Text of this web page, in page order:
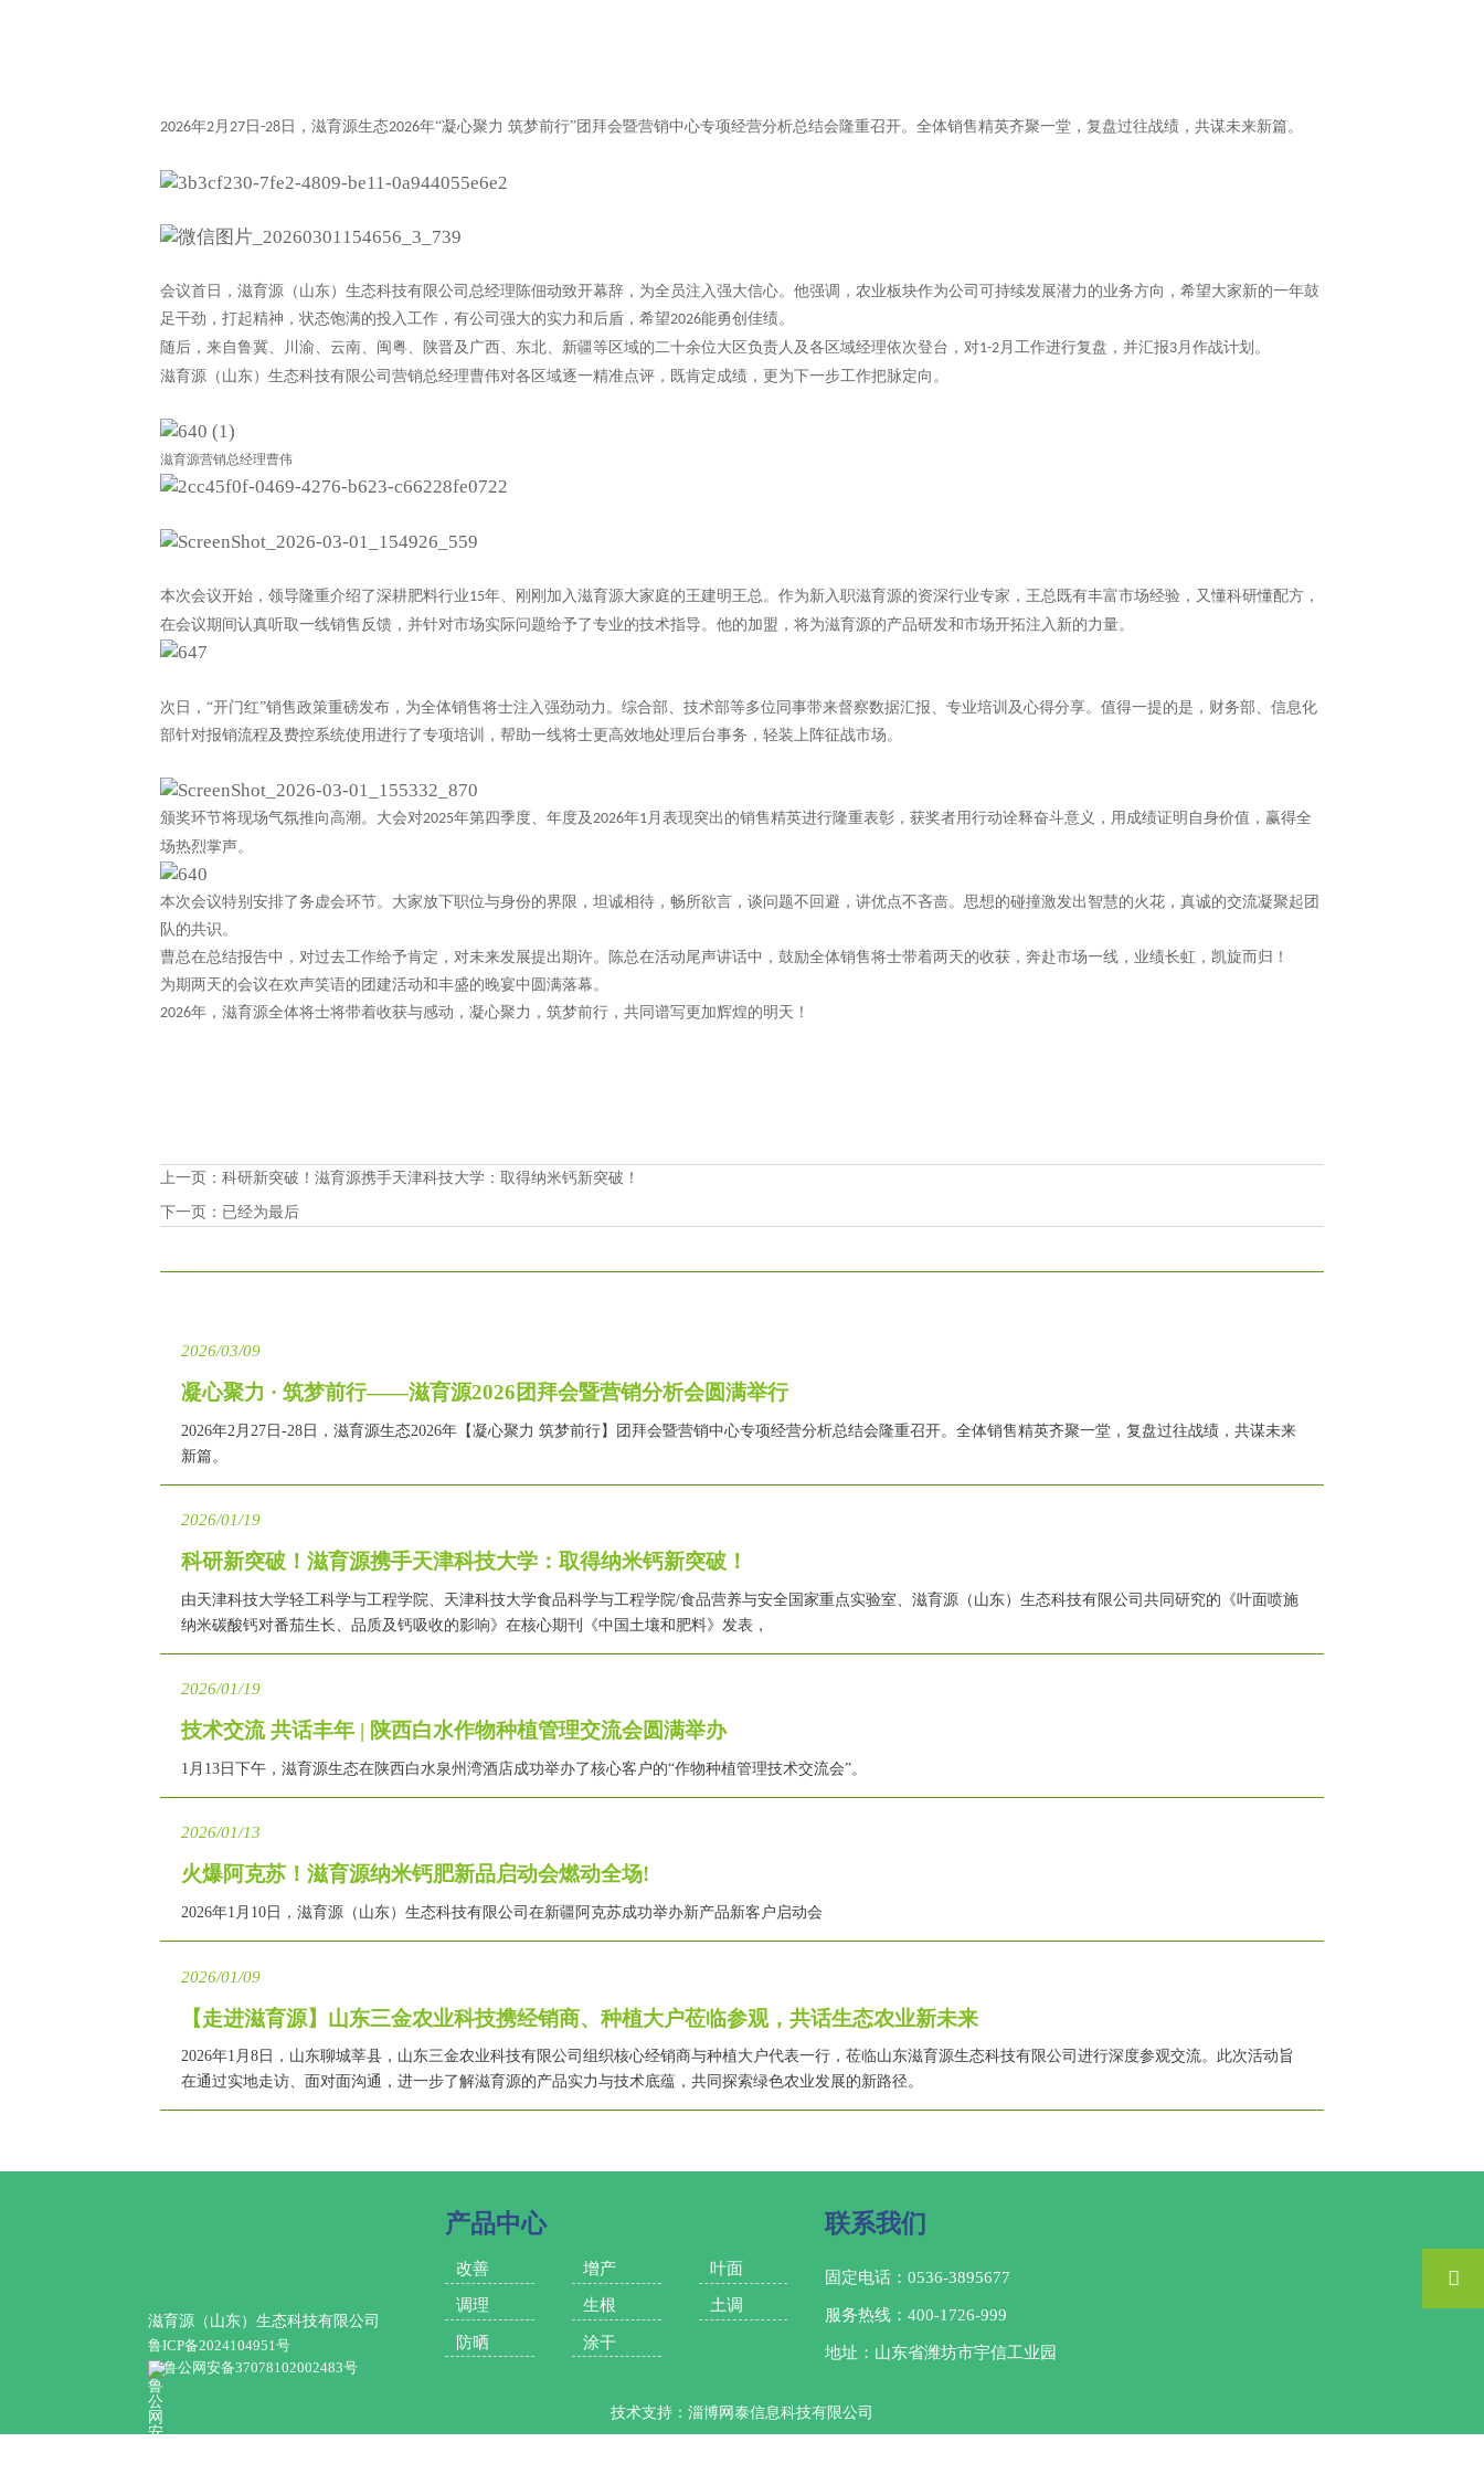
2026年2 月 27 日-28 日，滋育源生态2026年“凝心聚力 筑梦前行”团拜会暨营销中心专项经营分析总结会隆重召开。全体销售精英齐聚一堂，复盘过往战绩，共谋未来新篇。
会议首日，滋育源（山东）生态科技有限公司总经理陈佃动致开幕辞，为全员注入强大信心。他强调，农业板块作为公司可持续发展潜力的业务方向，希望大家新的一年鼓
足干劲，打起精神，状态饱满的投入工作，有公司强大的实力和后盾，希望2026能勇创佳绩。
随后，来自鲁冀、川渝、云南、闽粤、陕晋及广西、东北、新疆等区域的二十余位大区负责人及各区域经理依次登台，对1-2月工作进行复盘，并汇报3月作战计划。
滋育源（山东）生态科技有限公司营销总经理曹伟对各区域逐一精准点评，既肯定成绩，更为下一步工作把脉定向。
滋育源营销总经理曹伟
本次会议开始，领导隆重介绍了深耕肥料行业15年、刚刚加入滋育源大家庭的王建明王总。作为新入职滋育源的资深行业专家，王总既有丰富市场经验，又懂科研懂配方，
在会议期间认真听取一线销售反馈，并针对市场实际问题给予了专业的技术指导。他的加盟，将为滋育源的产品研发和市场开拓注入新的力量。
次日，“开门红”销售政策重磅发布，为全体销售将士注入强劲动力。综合部、技术部等多位同事带来督察数据汇报、专业培训及心得分享。值得一提的是，财务部、信息化
部针对报销流程及费控系统使用进行了专项培训，帮助一线将士更高效地处理后台事务，轻装上阵征战市场。
颁奖环节将现场气氛推向高潮。大会对2025年第四季度、年度及2026年1 月表现突出的销售精英进行隆重表彰，获奖者用行动诠释奋斗意义，用成绩证明自身价值，赢得全
场热烈掌声。
本次会议特别安排了务虚会环节。大家放下职位与身份的界限，坦诚相待，畅所欲言，谈问题不回避，讲优点不吝啬。思想的碰撞激发出智慧的火花，真诚的交流凝聚起团
队的共识。
曹总在总结报告中，对过去工作给予肯定，对未来发展提出期许。陈总在活动尾声讲话中，鼓励全体销售将士带着两天的收获，奔赴市场一线，业绩长虹，凯旋而归！
为期两天的会议在欢声笑语的团建活动和丰盛的晚宴中圆满落幕。
2026年，滋育源全体将士将带着收获与感动，凝心聚力，筑梦前行，共同谱写更加辉煌的明天！
上一页：科研新突破！滋育源携手天津科技大学：取得纳米钙新突破！
下一页：已经为最后
2026/03/09
凝心聚力 · 筑梦前行——滋育源2026团拜会暨营销分析会圆满举行
2026年2月27日-28日，滋育源生态2026年【凝心聚力 筑梦前行】团拜会暨营销中心专项经营分析总结会隆重召开。全体销售精英齐聚一堂，复盘过往战绩，共谋未来
新篇。
2026/01/19
科研新突破！滋育源携手天津科技大学：取得纳米钙新突破！
由天津科技大学轻工科学与工程学院、天津科技大学食品科学与工程学院/食品营养与安全国家重点实验室、滋育源（山东）生态科技有限公司共同研究的《叶面喷施
纳米碳酸钙对番茄生长、品质及钙吸收的影响》在核心期刊《中国土壤和肥料》发表，
2026/01/19
技术交流 共话丰年 | 陕西白水作物种植管理交流会圆满举办
1月13日下午，滋育源生态在陕西白水泉州湾酒店成功举办了核心客户的“作物种植管理技术交流会”。
2026/01/13
火爆阿克苏！滋育源纳米钙肥新品启动会燃动全场!
2026年1月10日，滋育源（山东）生态科技有限公司在新疆阿克苏成功举办新产品新客户启动会
2026/01/09
【走进滋育源】山东三金农业科技携经销商、种植大户莅临参观，共话生态农业新未来
2026年1月8日，山东聊城莘县，山东三金农业科技有限公司组织核心经销商与种植大户代表一行，莅临山东滋育源生态科技有限公司进行深度参观交流。此次活动旨
在通过实地走访、面对面沟通，进一步了解滋育源的产品实力与技术底蕴，共同探索绿色农业发展的新路径。
滋育源（山东）生态科技有限公司
鲁ICP备2024104951号
鲁公网安备37078102002483号
产品中心
改善
调理
防晒
增产
生根
涂干
叶面
土调
联系我们
固定电话：0536-3895677
服务热线：400-1726-999
地址：山东省潍坊市宇信工业园
技术支持：淄博网泰信息科技有限公司
